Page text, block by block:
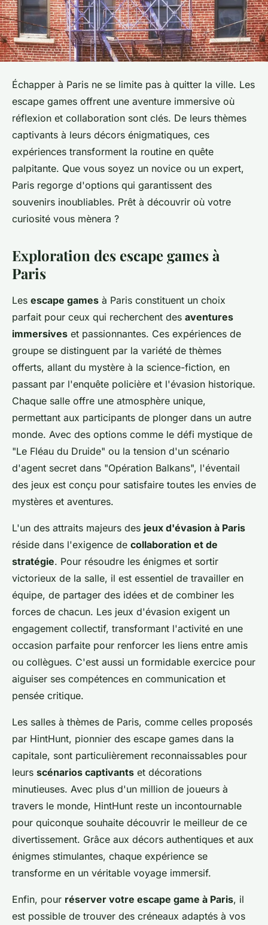
Échapper à Paris ne se limite pas à quitter la ville. Les
escape games offrent une aventure immersive où
réflexion et collaboration sont clés. De leurs thèmes
captivants à leurs décors énigmatiques, ces
expériences transforment la routine en quête
palpitante. Que vous soyez un novice ou un expert,
Paris regorge d'options qui garantissent des
souvenirs inoubliables. Prêt à découvrir où votre
curiosité vous mènera ?
Exploration des escape games à
Paris
Les escape games à Paris constituent un choix
parfait pour ceux qui recherchent des aventures
immersives et passionnantes. Ces expériences de
groupe se distinguent par la variété de thèmes
offerts, allant du mystère à la science-fiction, en
passant par l'enquête policière et l'évasion historique.
Chaque salle offre une atmosphère unique,
permettant aux participants de plonger dans un autre
monde. Avec des options comme le défi mystique de
"Le Fléau du Druide" ou la tension d'un scénario
d'agent secret dans "Opération Balkans", l'éventail
des jeux est conçu pour satisfaire toutes les envies de
mystères et aventures.
L'un des attraits majeurs des jeux d'évasion à Paris
réside dans l'exigence de collaboration et de
stratégie. Pour résoudre les énigmes et sortir
victorieux de la salle, il est essentiel de travailler en
équipe, de partager des idées et de combiner les
forces de chacun. Les jeux d'évasion exigent un
engagement collectif, transformant l'activité en une
occasion parfaite pour renforcer les liens entre amis
ou collègues. C'est aussi un formidable exercice pour
aiguiser ses compétences en communication et
pensée critique.
Les salles à thèmes de Paris, comme celles proposés
par HintHunt, pionnier des escape games dans la
capitale, sont particulièrement reconnaissables pour
leurs scénarios captivants et décorations
minutieuses. Avec plus d'un million de joueurs à
travers le monde, HintHunt reste un incontournable
pour quiconque souhaite découvrir le meilleur de ce
divertissement. Grâce aux décors authentiques et aux
énigmes stimulantes, chaque expérience se
transforme en un véritable voyage immersif.
Enfin, pour réserver votre escape game à Paris, il
est possible de trouver des créneaux adaptés à vos